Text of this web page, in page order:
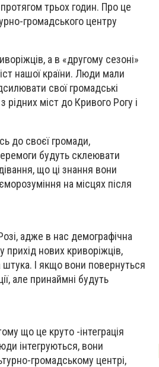
трьох годин. Про це
громадського центру
а в «другому сезоні»
нашої країни. Люди мали
свої громадські
рідних міст до Кривого Рогу і
до своєї громади,
будуть склеювати
що ці знання вони
на місцях після
адже в нас демографічна
нових криворіжців,
І якщо вони повернуться
але принаймні будуть
що це круто -інтеграція
інтегруються, вони
громадському центрі,